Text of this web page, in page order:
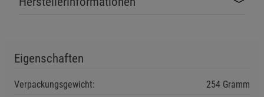
Eigenschaften
Verpackungsgewicht:
254 Gramm
Cookie-Informationen
Beschreibung Statistik Cookies
Cookie-Informationen